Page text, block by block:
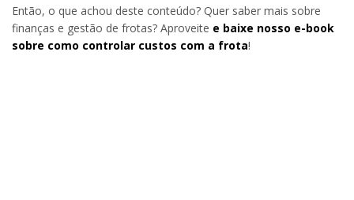
Então, o que achou deste conteúdo? Quer saber mais sobre
finanças e gestão de frotas? Aproveite e baixe nosso e-book
sobre como controlar custos com a frota!